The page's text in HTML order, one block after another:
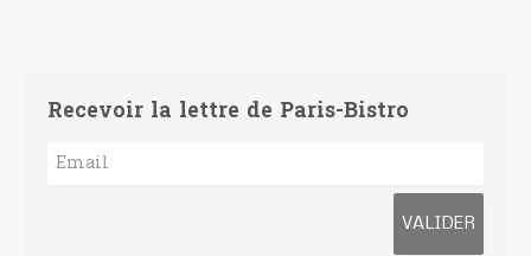
Recevoir la lettre de Paris-Bistro